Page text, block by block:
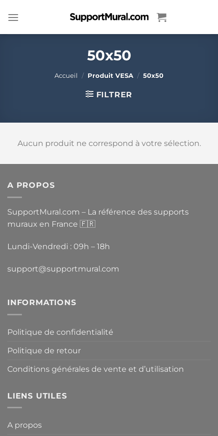
au
50x50
Accueil / Produit VESA / 50x50
FILTRER
Aucun produit ne correspond à votre sélection.
A PROPOS
SupportMural.com – La référence des supports
muraux en France 🇫🇷
Lundi-Vendredi : 09h – 18h
support@supportmural.com
INFORMATIONS
Politique de confidentialité
Politique de retour
Conditions générales de vente et d’utilisation
LIENS UTILES
A propos